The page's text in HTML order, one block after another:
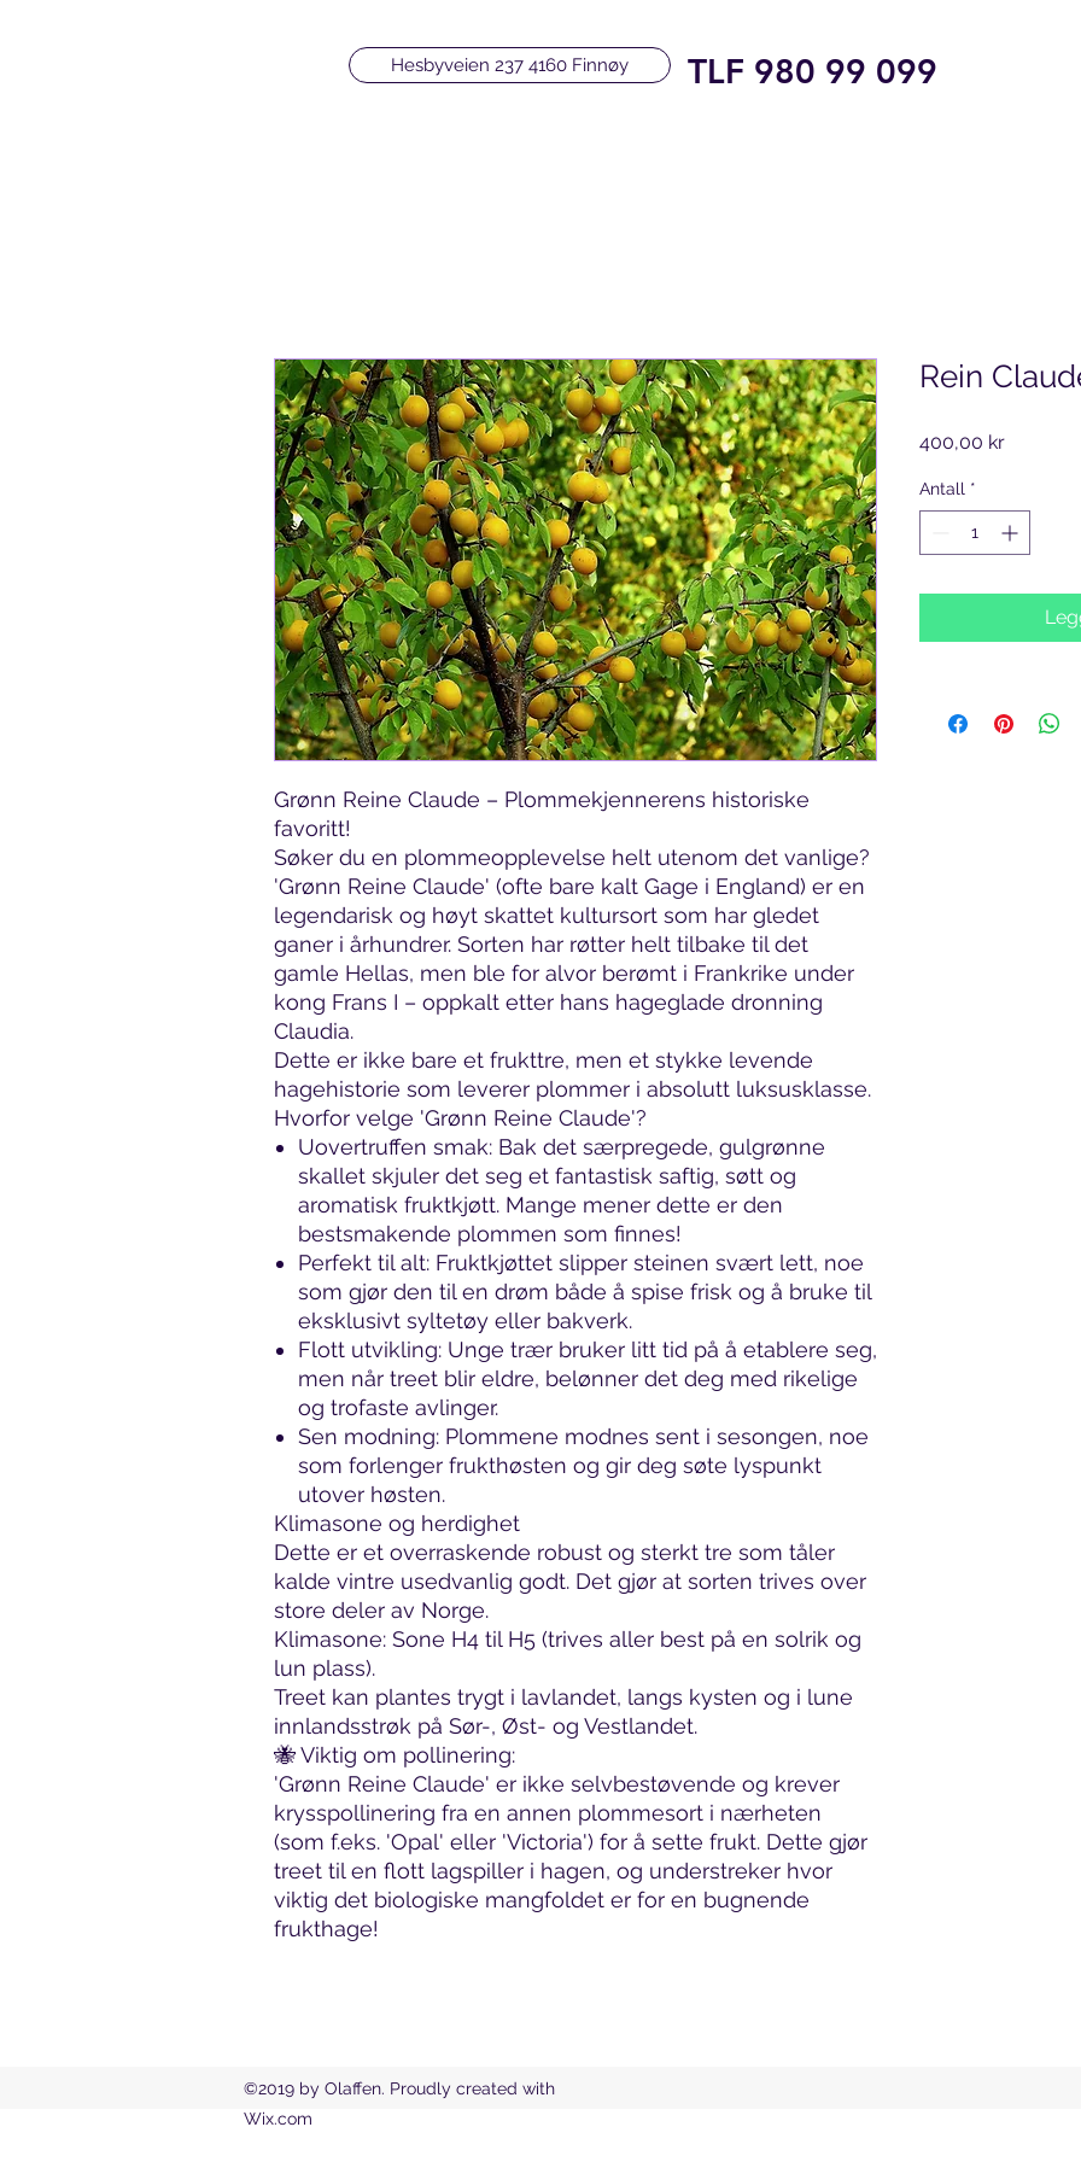
Hesbyveien 237 4160 Finnøy TLF 980 99 099
Grønn Reine Claude – Plommekjennerens historiske
favoritt!
Søker du en plommeopplevelse helt utenom det vanlige?
'Grønn Reine Claude' (ofte bare kalt Gage i England) er en
legendarisk og høyt skattet kultursort som har gledet
ganer i århundrer. Sorten har røtter helt tilbake til det
gamle Hellas, men ble for alvor berømt i Frankrike under
kong Frans I – oppkalt etter hans hageglade dronning
Claudia.
Dette er ikke bare et frukttre, men et stykke levende
hagehistorie som leverer plommer i absolutt luksusklasse.
Hvorfor velge 'Grønn Reine Claude'?
Uovertruffen smak: Bak det særpregede, gulgrønne
skallet skjuler det seg et fantastisk saftig, søtt og
aromatisk fruktkjøtt. Mange mener dette er den
bestsmakende plommen som finnes!
Perfekt til alt: Fruktkjøttet slipper steinen svært lett, noe
som gjør den til en drøm både å spise frisk og å bruke til
eksklusivt syltetøy eller bakverk.
Flott utvikling: Unge trær bruker litt tid på å etablere seg,
men når treet blir eldre, belønner det deg med rikelige
og trofaste avlinger.
Sen modning: Plommene modnes sent i sesongen, noe
som forlenger frukthøsten og gir deg søte lyspunkt
utover høsten.
Klimasone og herdighet
Dette er et overraskende robust og sterkt tre som tåler
kalde vintre usedvanlig godt. Det gjør at sorten trives over
store deler av Norge.
Klimasone: Sone H4 til H5 (trives aller best på en solrik og
lun plass).
Treet kan plantes trygt i lavlandet, langs kysten og i lune
innlandsstrøk på Sør-, Øst- og Vestlandet.
🐝 Viktig om pollinering:
'Grønn Reine Claude' er ikke selvbestøvende og krever
krysspollinering fra en annen plommesort i nærheten
(som f.eks. 'Opal' eller 'Victoria') for å sette frukt. Dette gjør
treet til en flott lagspiller i hagen, og understreker hvor
viktig det biologiske mangfoldet er for en bugnende
frukthage!
Rein
400,00 krPris
Antall *
©2019 by Olaffen. Proudly created with
Wix.com